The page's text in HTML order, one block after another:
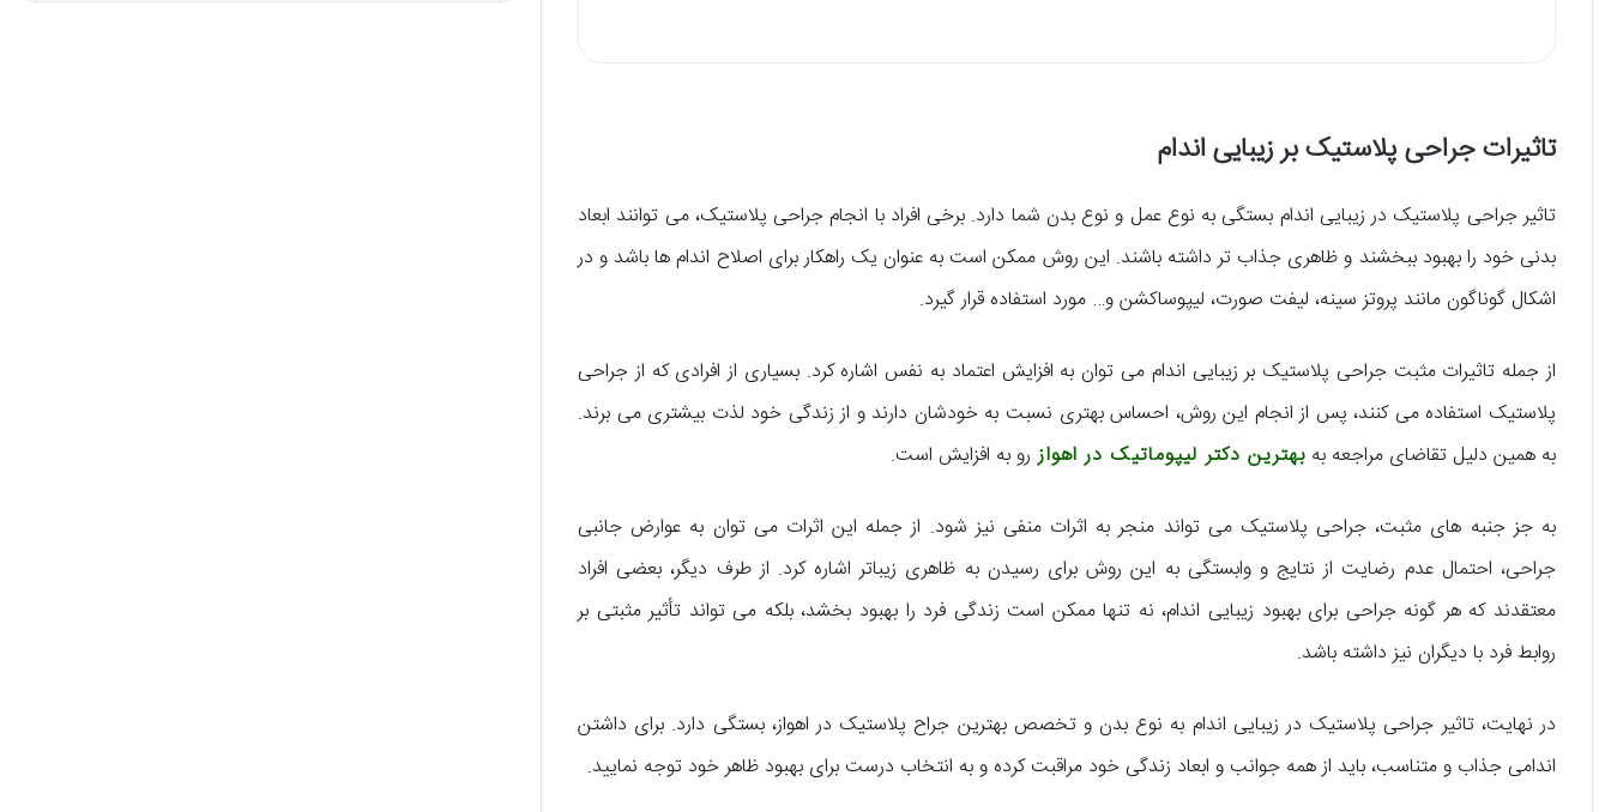
تاثیرات جراحی پلاستیک بر زیبایی اندام
تاثیر جراحی پلاستیک در زیبایی اندام بستگی به نوع عمل و نوع بدن شما دارد. برخی افراد با انجام جراحی پلاستیک، می‌ توانند ابعاد
بدنی خود را بهبود ببخشند و ظاهری جذاب ‌تر داشته باشند. این روش ممکن است به عنوان یک راهکار برای اصلاح اندام ‌ها باشد و در
اشکال گوناگون مانند پروتز سینه، لیفت صورت، لیپوساکشن و… مورد استفاده قرار گیرد.
از جمله تاثیرات مثبت جراحی پلاستیک بر زیبایی اندام می‌ ‌توان به افزایش اعتماد به نفس اشاره کرد. بسیاری از افرادی که از جراحی
پلاستیک استفاده می ‌کنند، پس از انجام این روش، احساس بهتری نسبت به خودشان دارند و از زندگی خود لذت بیشتری می ‌برند.
به همین دلیل تقاضای مراجعه به بهترین دکتر لیپوماتیک در اهواز رو به افزایش است.
به جز جنبه ‌های مثبت، جراحی پلاستیک می ‌تواند منجر به اثرات منفی نیز شود. از جمله این اثرات می ‌توان به عوارض جانبی
جراحی، احتمال عدم رضایت از نتایج و وابستگی به این روش برای رسیدن به ظاهری زیباتر اشاره کرد. از طرف دیگر، بعضی افراد
معتقدند که هر گونه جراحی برای بهبود زیبایی اندام، نه تنها ممکن است زندگی فرد را بهبود بخشد، بلکه می ‌تواند تأثیر مثبتی بر
روابط فرد با دیگران نیز داشته باشد.
در نهایت، تاثیر جراحی پلاستیک در زیبایی اندام به نوع بدن و تخصص بهترین جراح پلاستیک در اهواز، بستگی دارد. برای داشتن
اندامی جذاب و متناسب، باید از همه جوانب و ابعاد زندگی خود مراقبت کرده و به انتخاب درست برای بهبود ظاهر خود توجه نمایید.